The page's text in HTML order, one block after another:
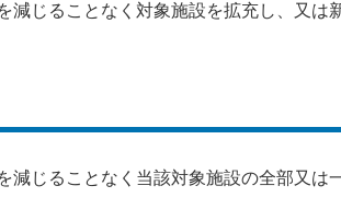
減じることなく対象施設を拡充し、又は
減じることなく当該対象施設の全部又は